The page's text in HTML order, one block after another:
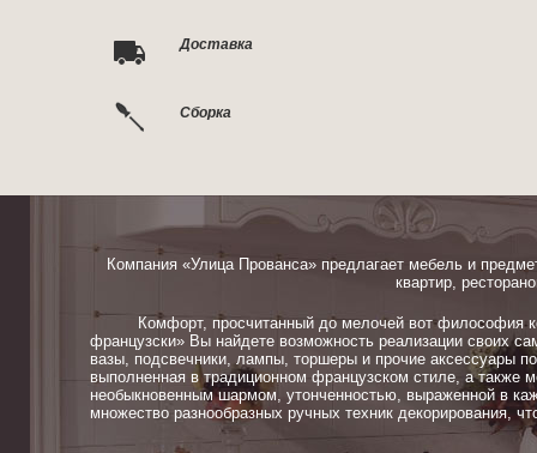
Доставка
Сборка
Компания «Улица Прованса» предлагает мебель и
квартир,
Комфорт, просчитанный до мелочей вот философия
французски» Вы найдете возможность реализации своих
вазы, подсвечники, лампы, торшеры и прочие аксессуары
выполненная в традиционном французском стиле, а также
необыкновенным шармом, утонченностью, выраженной в
множество разнообразных ручных техник декорирования,